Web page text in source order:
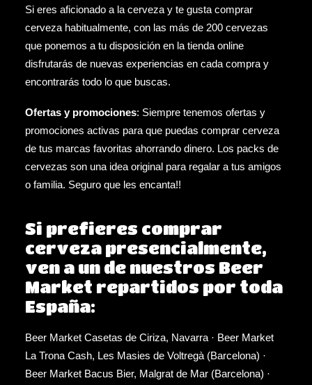
Si eres aficionado a la cerveza y te gusta comprar
cerveza habitualmente, con las más de 200 cervezas
que ponemos a tu disposición en la tienda online
disfrutarás de nuevas experiencias en cada compra y
encontrarás todo lo que buscas.
Ofertas y promociones: Siempre tenemos ofertas y
promociones activas para que puedas comprar cerveza
de tus marcas favoritas ahorrando dinero. Los packs de
cervezas son una idea original para regalar a tus amigos
o familia. Seguro que les encanta!!
Si prefieres comprar
cerveza presencialmente,
ven a un de nuestros Beer
Market repartidos por toda
España:
Beer Market Casetas de Ciriza, Navarra · Beer Market
La Trona Cash, Les Masies de Voltregà (Barcelona) ·
Beer Market Bacus Bier, Malgrat de Mar (Barcelona) ·